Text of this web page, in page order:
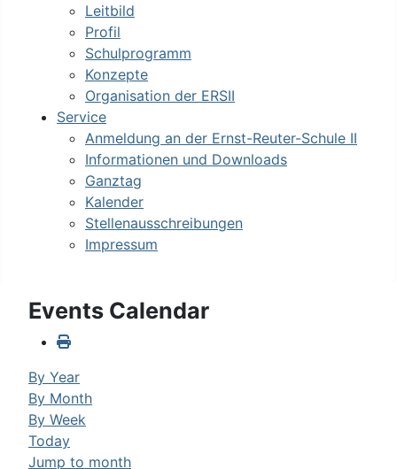
Leitbild
Profil
Schulprogramm
Konzepte
Organisation der ERSII
Service
Anmeldung an der Ernst-Reuter-Schule II
Informationen und Downloads
Ganztag
Kalender
Stellenausschreibungen
Impressum
Events Calendar
By Year
By Month
By Week
Today
Jump to month